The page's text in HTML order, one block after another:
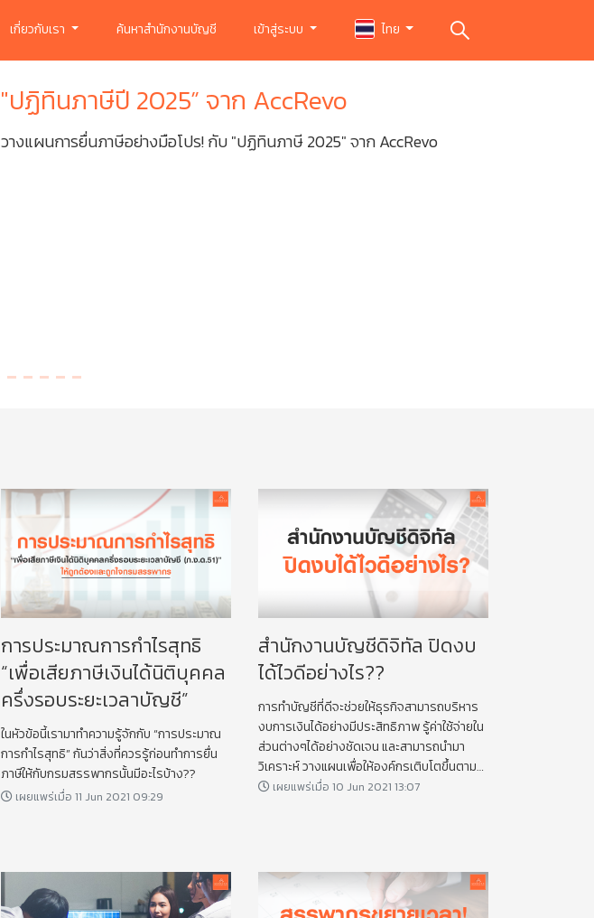
เกี่ยวกับเรา ค้นหาสำนักงานบัญชี เข้าสู่ระบบ ไทย
"ปฏิทินภาษีปี 2025” จาก AccRevo
วางแผนการยื่นภาษีอย่างมือโปร! กับ "ปฏิทินภาษี 2025" จาก AccRevo
การประมาณการกําไรสุทธิ
“เพื่อเสียภาษีเงินได้นิติบุคคล
ครึ่งรอบระยะเวลาบัญชี”
ในหัวข้อนี้เรามาทำความรู้จักกับ “การประมาณ
การกําไรสุทธิ” กันว่าสิ่งที่ควรรู้ก่อนทำการยื่น
ภาษีให้กับกรมสรรพากรนั้นมีอะไรบ้าง??
เผยแพร่เมื่อ 11 Jun 2021 09:29
สำนักงานบัญชีดิจิทัล ปิดงบ
ได้ไวดีอย่างไร??
การทำบัญชีที่ดีจะช่วยให้ธุรกิจสามารถบริหาร
งบการเงินได้อย่างมีประสิทธิภาพ รู้ค่าใช้จ่ายใน
ส่วนต่างๆได้อย่างชัดเจน และสามารถนำมา
วิเคราะห์ วางแผนเพื่อให้องค์กรเติบโตขึ้นตาม
เป้าหมายที่ตั้งไว้ได้เป็นอย่างดี สมกับคำกล่าวที่ว่า
เผยแพร่เมื่อ 10 Jun 2021 13:07